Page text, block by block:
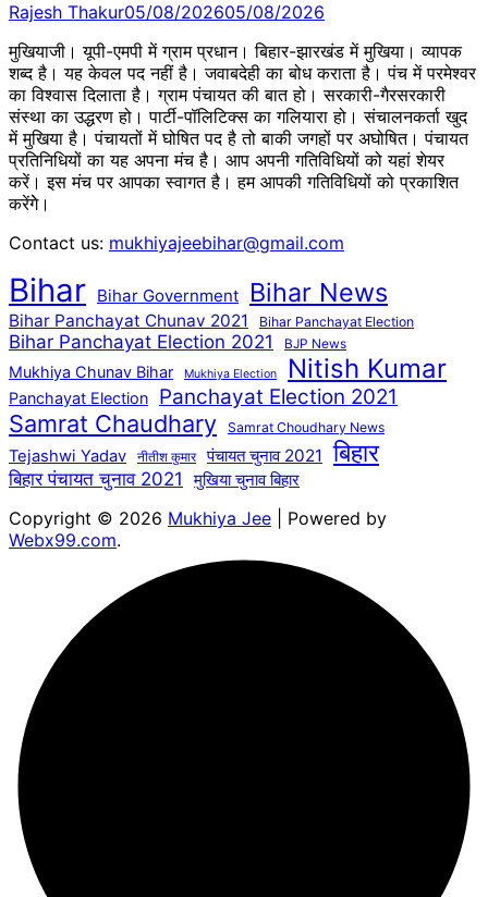
Rajesh Thakur05/08/202605/08/2026
मुखियाजी। यूपी-एमपी में ग्राम प्रधान। बिहार-झारखंड में मुखिया। व्यापक
शब्द है। यह केवल पद नहीं है। जवाबदेही का बोध कराता है। पंच में परमेश्वर
का विश्वास दिलाता है। ग्राम पंचायत की बात हो। सरकारी-गैरसरकारी
संस्था का उद्धरण हो। पार्टी-पॉलिटिक्स का गलियारा हो। संचालनकर्ता खुद
में मुखिया है। पंचायतों में घोषित पद है तो बाकी जगहों पर अघोषित। पंचायत
प्रतिनिधियों का यह अपना मंच है। आप अपनी गतिविधियों को यहां शेयर
करें। इस मंच पर आपका स्वागत है। हम आपकी गतिविधियों को प्रकाशित
करेंगेे।
Contact us: mukhiyajeebihar@gmail.com
Bihar Bihar Government Bihar News
Bihar Panchayat Chunav 2021 Bihar Panchayat Election
Bihar Panchayat Election 2021 BJP News
Mukhiya Chunav Bihar Mukhiya Election Nitish Kumar
Panchayat Election Panchayat Election 2021
Samrat Chaudhary Samrat Choudhary News
Tejashwi Yadav नीतीश कुमार पंचायत चुनाव 2021 बिहार
बिहार पंचायत चुनाव 2021 मुखिया चुनाव बिहार
Copyright © 2026 Mukhiya Jee | Powered by
Webx99.com.